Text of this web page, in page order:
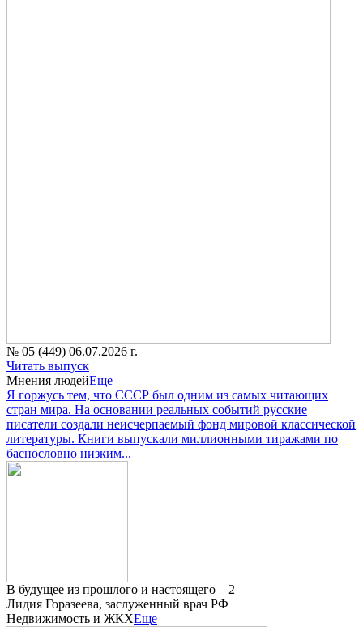
№ 05 (449) 06.07.2026 г.
Читать выпуск
Мнения людейЕще
Я горжусь тем, что СССР был одним из самых читающих
стран мира. На основании реальных событий русские
писатели создали неисчерпаемый фонд мировой классической
литературы. Книги выпускали миллионными тиражами по
баснословно низким...
В будущее из прошлого и настоящего – 2
Лидия Горазеева, заслуженный врач РФ
Недвижимость и ЖКХЕще